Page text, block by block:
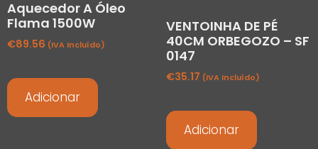
Aquecedor A Óleo
Flama 1500W
€89.56 (IVA Incluído)
Adicionar
VENTOINHA DE PÉ
40CM ORBEGOZO – SF
0147
€35.17 (IVA Incluído)
Adicionar